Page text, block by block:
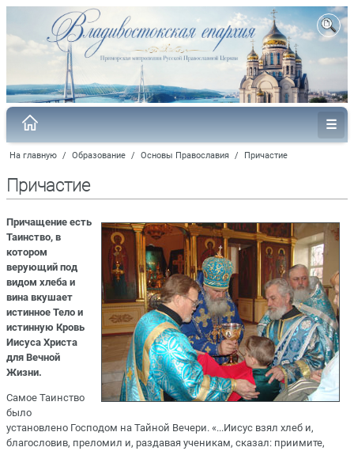
На главную / Образование / Основы Православия / Причастие
Причастие
Причащение есть
Таинство, в
котором
верующий под
видом хлеба и
вина вкушает
истинное Тело и
истинную Кровь
Иисуса Христа
для Вечной
Жизни.
Самое Таинство
было
установлено Господом на Тайной Вечери. «...Иисус взял хлеб и,
благословив, преломил и, раздавая ученикам, сказал: приимите,